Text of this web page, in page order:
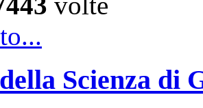
Scienza di